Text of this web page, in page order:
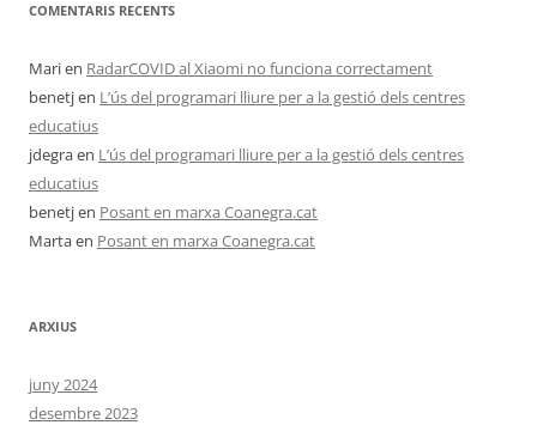
COMENTARIS RECENTS
Marien RadarCOVID al Xiaomi no funciona correctament
benetjen L’ús del programari lliure per a la gestió dels centres
educatius
jdegraen L’ús del programari lliure per a la gestió dels centres
educatius
benetjen Posant en marxa Coanegra.cat
Martaen Posant en marxa Coanegra.cat
ARXIUS
juny 2024
desembre 2023